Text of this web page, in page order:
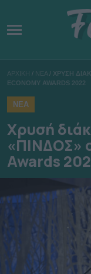
ΑΡΧΙΚΗ / ΝΕΑ / ΧΡΥΣΗ
ECONOMY AWARDS 2022
ΝΕΑ
Χρυσή
«ΠΙΝΔΟΣ»
Awards